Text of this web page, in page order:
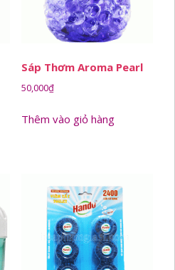
Sáp Thơm Aroma Pearl
50,000₫
Thêm vào giỏ hàng